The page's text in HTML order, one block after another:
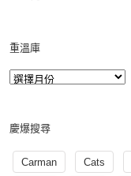
重溫庫
慶爆搜尋
Carman Cats